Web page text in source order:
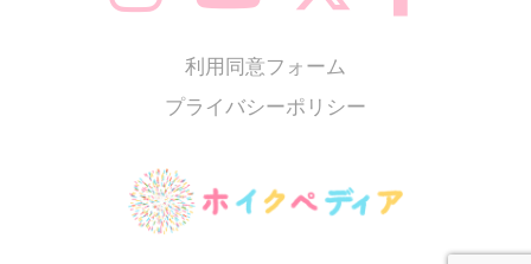
利用同意フォーム
プライバシーポリシー